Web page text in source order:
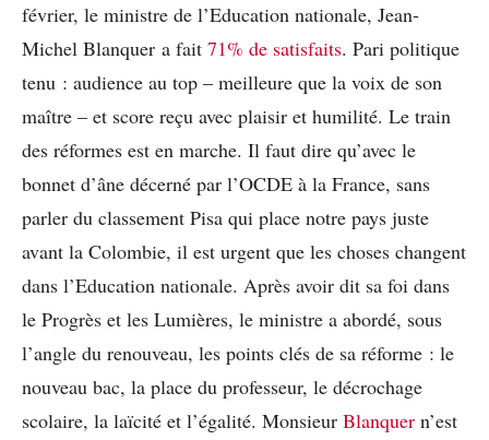
février, le ministre de l’Education nationale, Jean-
Michel Blanquer a fait 71% de satisfaits. Pari politique
tenu : audience au top – meilleure que la voix de son
maître – et score reçu avec plaisir et humilité. Le train
des réformes est en marche. Il faut dire qu’avec le
bonnet d’âne décerné par l’OCDE à la France, sans
parler du classement Pisa qui place notre pays juste
avant la Colombie, il est urgent que les choses changent
dans l’Education nationale. Après avoir dit sa foi dans
le Progrès et les Lumières, le ministre a abordé, sous
l’angle du renouveau, les points clés de sa réforme : le
nouveau bac, la place du professeur, le décrochage
scolaire, la laïcité et l’égalité. Monsieur Blanquer n’est